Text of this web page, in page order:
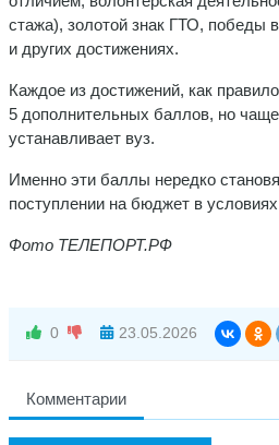
стажа), золотой знак ГТО, победы
и других достижениях.
Каждое из достижений, как
5 дополнительных баллов, но
устанавливает вуз.
Именно эти баллы нередко
поступлении на бюджет в
Фото ТЕЛЕПОРТ.РФ
0 23.05.2026
Комментарии